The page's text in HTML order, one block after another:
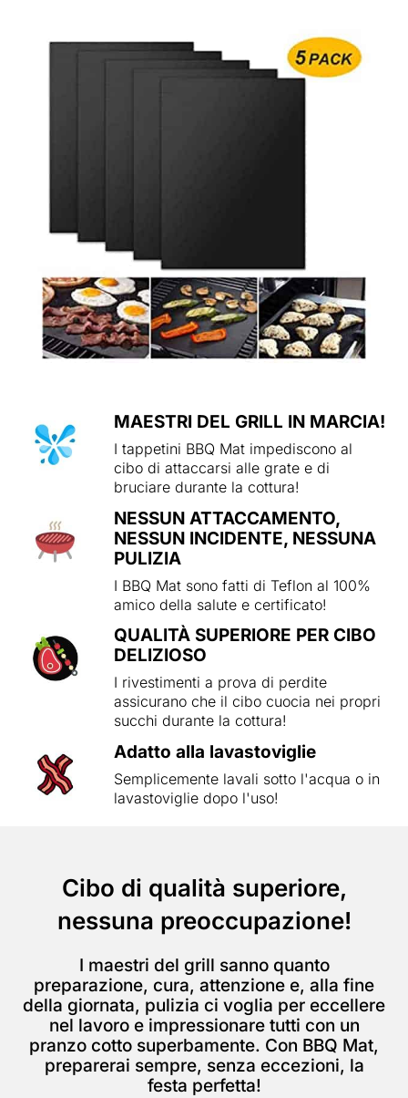
MAESTRI DEL GRILL IN MARCIA!
I tappetini BBQ Mat impediscono al
cibo di attaccarsi alle grate e di
bruciare durante la cottura!
NESSUN ATTACCAMENTO,
NESSUN INCIDENTE, NESSUNA
PULIZIA
I BBQ Mat sono fatti di Teflon al 100%
amico della salute e certificato!
QUALITÀ SUPERIORE PER CIBO
DELIZIOSO
I rivestimenti a prova di perdite
assicurano che il cibo cuocia nei propri
succhi durante la cottura!
Adatto alla lavastoviglie
Semplicemente lavali sotto l'acqua o in
lavastoviglie dopo l'uso!
Cibo di qualità superiore,
nessuna preoccupazione!
I maestri del grill sanno quanto
preparazione, cura, attenzione e, alla fine
della giornata, pulizia ci voglia per eccellere
nel lavoro e impressionare tutti con un
pranzo cotto superbamente. Con BBQ Mat,
preparerai sempre, senza eccezioni, la
festa perfetta!